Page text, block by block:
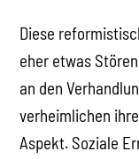
Diese
eher etwas
an den
verheimlichen
Aspekt. Soziale